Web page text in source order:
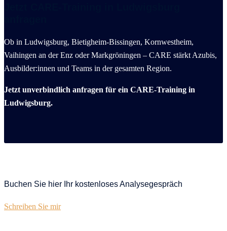
Ob in Ludwigsburg, Bietigheim-Bissingen, Kornwestheim,
Vaihingen an der Enz oder Markgröningen – CARE stärkt Azubis,
Ausbilder:innen und Teams in der gesamten Region.
Jetzt unverbindlich anfragen für ein CARE-Training in
Ludwigsburg.
Buchen Sie hier Ihr kostenloses Analysegespräch
Schreiben Sie mir